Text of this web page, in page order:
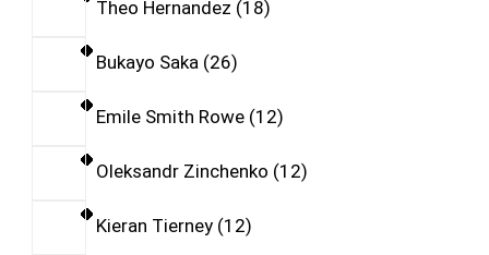
Theo Hernandez 18
Bukayo Saka 26
Emile Smith Rowe 12
Oleksandr Zinchenko 12
Kieran Tierney 12